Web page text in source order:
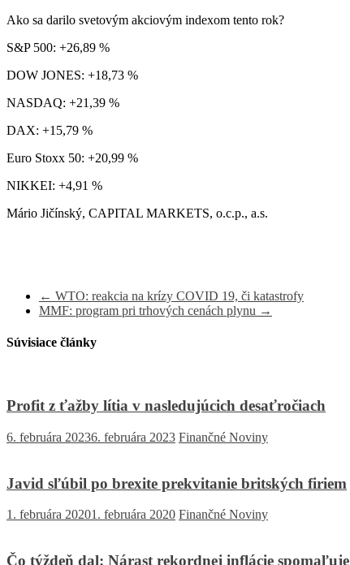
Ako sa darilo svetovým akciovým indexom tento rok?
S&P 500: +26,89 %
DOW JONES: +18,73 %
NASDAQ: +21,39 %
DAX: +15,79 %
Euro Stoxx 50: +20,99 %
NIKKEI: +4,91 %
Mário Jičínský, CAPITAL MARKETS, o.c.p., a.s.
← WTO: reakcia na krízy COVID 19, či katastrofy
MMF: program pri trhových cenách plynu →
Súvisiace články
Profit z ťažby lítia v nasledujúcich desaťročiach
6. februára 20236. februára 2023 Finančné Noviny
Javid sľúbil po brexite prekvitanie britských firiem
1. februára 20201. februára 2020 Finančné Noviny
Čo týždeň dal: Nárast rekordnej inflácie spomaľuje